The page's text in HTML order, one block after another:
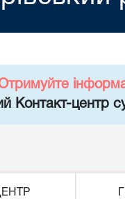
Контакт-центр